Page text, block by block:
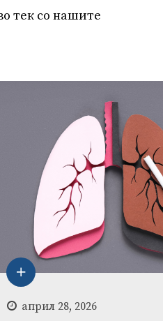
тек со нашите
април 28, 2026